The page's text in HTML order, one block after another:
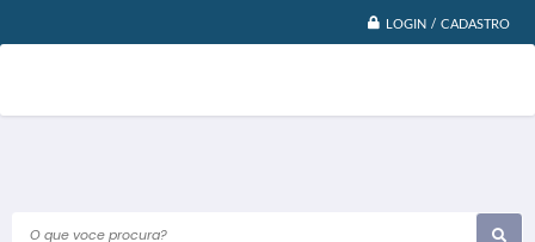
LOGIN / CADASTRO
O que voce procura?